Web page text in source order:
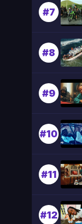
#7
#8
#9
#10
#11
#12